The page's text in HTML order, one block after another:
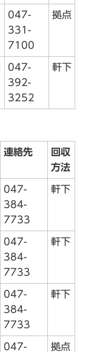
047-
331-
7100
拠点
047-
392-
3252
軒下
連絡先
回収
方法
047-
384-
7733
軒下
047-
384-
7733
軒下
047-
384-
7733
軒下
047-
拠点